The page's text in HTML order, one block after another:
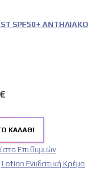
SPF50+ ΑΝΤΗΛΙΑΚΟ
ΚΑΛΆΘΙ
Επιθυμιών